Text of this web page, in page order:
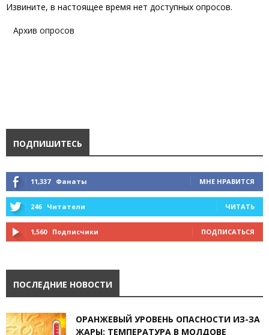
Извините, в настоящее время нет доступных опросов.
Архив опросов
ПОДПИШИТЕСЬ
11,337 Фанаты МНЕ НРАВИТСЯ
246 Читатели ЧИТАТЬ
1,560 Подписчики ПОДПИСАТЬСЯ
ПОСЛЕДНИЕ НОВОСТИ
ОРАНЖЕВЫЙ УРОВЕНЬ ОПАСНОСТИ ИЗ-ЗА
ЖАРЫ: ТЕМПЕРАТУРА В МОЛДОВЕ